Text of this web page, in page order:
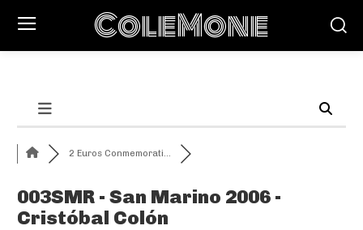
ColeMone
2 Euros Conmemorati...
003SMR - San Marino 2006 -
Cristóbal Colón